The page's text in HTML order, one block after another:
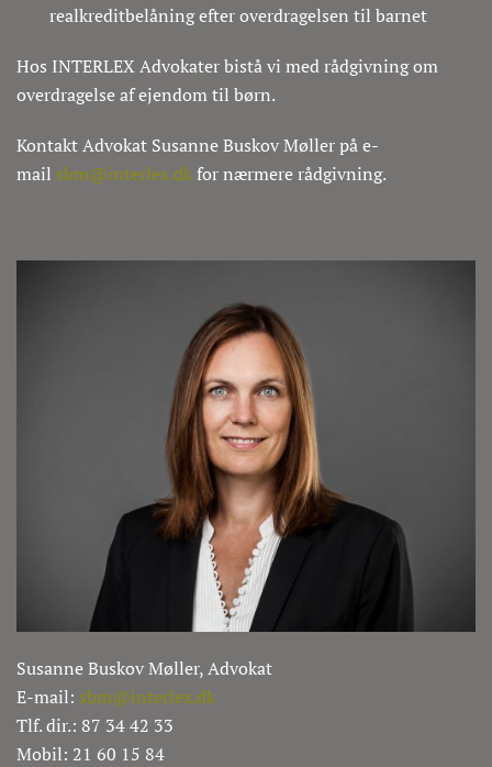
realkreditbelåning efter overdragelsen til barnet
Hos INTERLEX Advokater bistå vi med rådgivning om
overdragelse af ejendom til børn.
Kontakt Advokat Susanne Buskov Møller på e-
mail sbm@interlex.dkfor nærmere rådgivning.
Susanne Buskov Møller, Advokat
E-mail: sbm@interlex.dk
Tlf. dir.: 87 34 42 33
Mobil: 21 60 15 84